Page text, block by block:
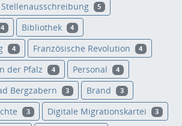
Stellenausschreibung 5
4 Bibliothek 4
4 Französische Revolution 4
der Pfalz 4 Personal 4
Bergzabern 3 Brand 3
3 Digitale Migrationskartei 3